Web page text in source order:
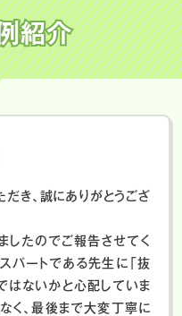
紹介
き、誠にありがとうござ
したのでご報告させてく
パートである先生に「抜
はないかと心配していま
く、最後まで大変丁寧に